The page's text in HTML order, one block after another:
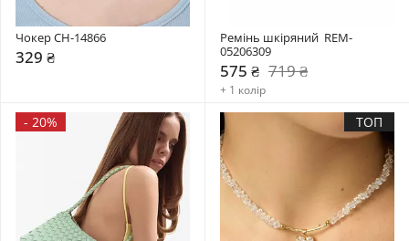
Чокер CH-14866
329 ₴
Ремінь шкіряний  REM-
05206309
575 ₴ 719 ₴
+ 1 колір
- 20% ТОП